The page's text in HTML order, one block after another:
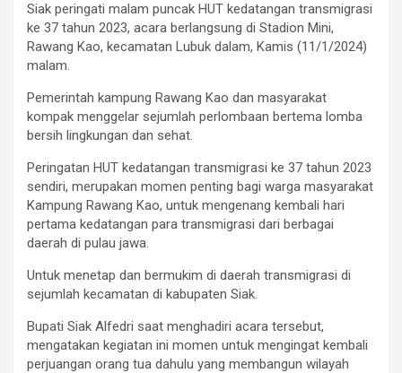
Siak peringati malam puncak HUT kedatangan transmigrasi
ke 37 tahun 2023, acara berlangsung di Stadion Mini,
Rawang Kao, kecamatan Lubuk dalam, Kamis (11/1/2024)
malam.
Pemerintah kampung Rawang Kao dan masyarakat
kompak menggelar sejumlah perlombaan bertema lomba
bersih lingkungan dan sehat.
Peringatan HUT kedatangan transmigrasi ke 37 tahun 2023
sendiri, merupakan momen penting bagi warga masyarakat
Kampung Rawang Kao, untuk mengenang kembali hari
pertama kedatangan para transmigrasi dari berbagai
daerah di pulau jawa.
Untuk menetap dan bermukim di daerah transmigrasi di
sejumlah kecamatan di kabupaten Siak.
Bupati Siak Alfedri saat menghadiri acara tersebut,
mengatakan kegiatan ini momen untuk mengingat kembali
perjuangan orang tua dahulu yang membangun wilayah